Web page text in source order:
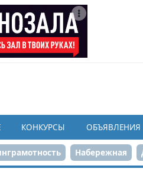
КОНКУРСЫ ОБЪЯВЛЕНИЯ
Набережная